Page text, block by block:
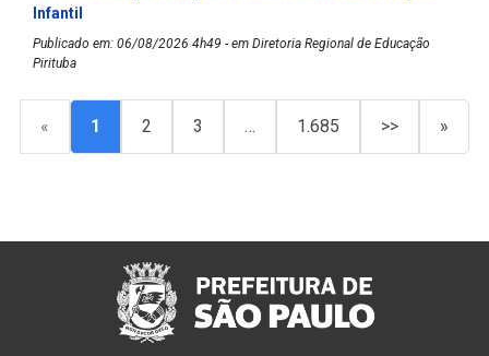
Infantil
Publicado em: 06/08/2026 4h49 - em Diretoria Regional de Educação
Pirituba
« 1 2 3 … 1.685 >> »